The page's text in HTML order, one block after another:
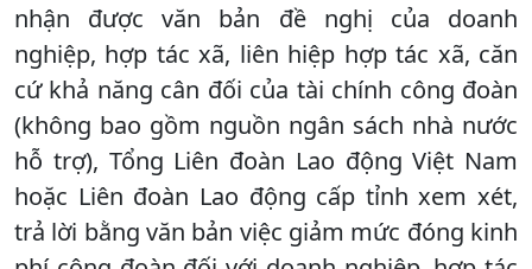
nhận được văn bản đề nghị của doanh
nghiệp, hợp tác xã, liên hiệp hợp tác xã, căn
cứ khả năng cân đối của tài chính công đoàn
(không bao gồm nguồn ngân sách nhà nước
hỗ trợ), Tổng Liên đoàn Lao động Việt Nam
hoặc Liên đoàn Lao động cấp tỉnh xem xét,
trả lời bằng văn bản việc giảm mức đóng kinh